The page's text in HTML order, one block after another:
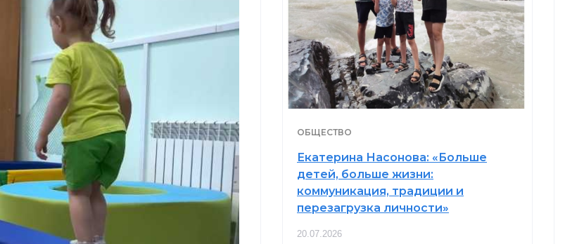
ОБЩЕСТВО
Екатерина Насонова: «Больше
детей, больше жизни:
коммуникация, традиции и
перезагрузка личности»
20.07.2026